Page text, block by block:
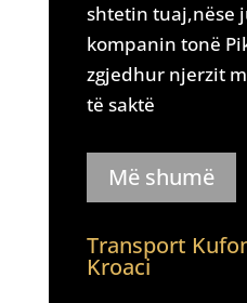
shtetin tuaj,nëse
kompanin tonë
zgjedhur njerzit
të saktë
Më shumë
Transport
Kroaci